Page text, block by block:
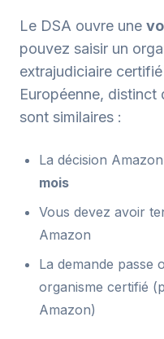
Le DSA ouvre une
pouvez saisir un
extrajudiciaire
Européenne, distinct
sont similaires :
La décision
mois
Vous devez avoir
Amazon
La demande passe
organisme certifié
Amazon)